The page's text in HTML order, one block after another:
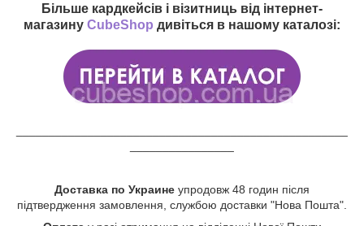
Більше кардкейсів і візитниць від інтернет-
магазину CubeShop дивіться в нашому каталозі:
Доставка по Украине упродовж 48 годин після
підтвердження замовлення, службою доставки "Нова Пошта".